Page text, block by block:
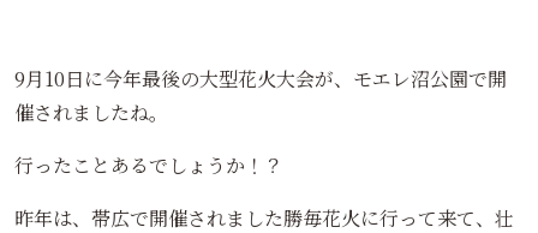
9月10日に今年最後の大型花火大会が、モエレ沼公園で開
催されましたね。
行ったことあるでしょうか！？
昨年は、帯広で開催されました勝毎花火に行って来て、壮